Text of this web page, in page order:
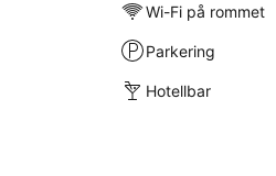
Wi-Fi på rommet
Parkering
Hotellbar